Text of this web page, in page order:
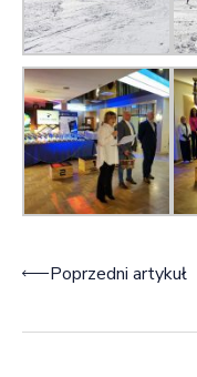
Nawigacja wpisu
Poprzedni artykuł